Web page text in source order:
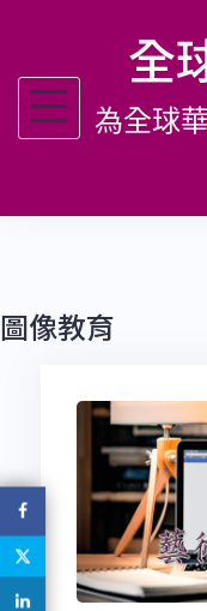
主
全
為全球
圖像教育